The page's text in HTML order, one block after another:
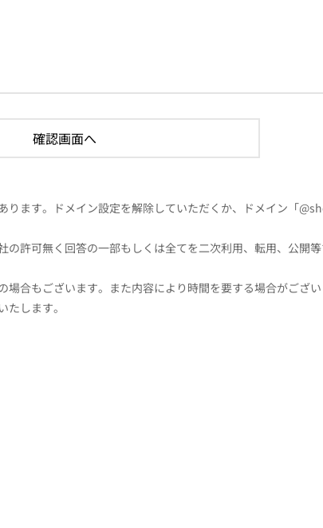
ます。ドメイン設定を解除していただくか、ドメイン「
許可無く回答の一部もしくは全てを二次利用、転用、公開
合もございます。また内容により時間を要する場合がござい
します。